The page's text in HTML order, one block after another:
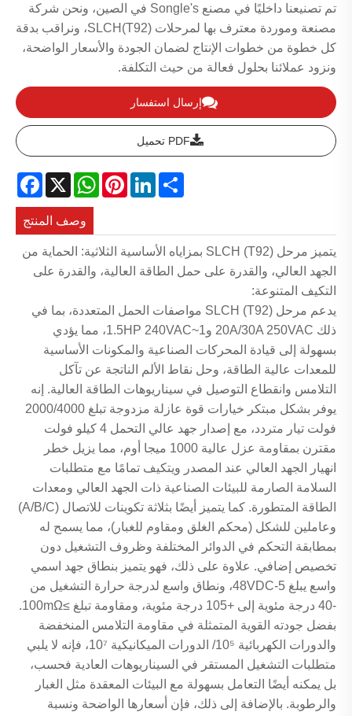
تم تصنيعنا داخليًا في مصنع Songle's في الصين، ونحن شركة
مصنعة وموردة معترف بها لمرحلات SLCH(T92)، ونراقب بدقة
كل خطوة من خطوات الإنتاج لضمان الجودة والأسعار الواضحة،
ونزود عملائنا بحلول فعالة من حيث التكلفة.
إرسال استفسار
PDF تحميل
X
WhatsAppPinterestLinkedInShare
وصف المنتج
يتميز مرحل SLCH (T92) بمزاياه الأساسية الثلاثية: الحماية من
الجهد العالي، والقدرة على حمل الطاقة العالية، والقدرة على
التكيف المتنوعة:
يدعم مرحل SLCH (T92) مواصفات الحمل المتعددة، بما في
ذلك 20A/30A 250VAC و1~1.5HP 240VAC، مما يؤدي
بسهولة إلى قيادة المحركات الصناعية والمكونات الأساسية
للمعدات عالية الطاقة، وحل نقاط الألم الناتجة عن تآكل
التلامس وانقطاع التوصيل في سيناريوهات الطاقة العالية. إنه
يوفر بشكل مبتكر خيارات قوة عازلة مزدوجة تبلغ 2000/4000
فولت تيار متردد، مع إصدار جهد عالي التحمل 4 كيلو فولت
مقترن بمقاومة عزل عالية 1000 ميجا أوم، مما يزيل خطر
انهيار الجهد العالي عند المصدر ويتكيف تمامًا مع متطلبات
السلامة الصارمة للبيئات الصناعية ذات الجهد العالي ومعدات
الطاقة المتطورة. كما يتميز أيضًا بثلاثة تكوينات للاتصال (A/B/C)
وعاملين للشكل (محكم الغلق ومقاوم للغبار)، مما يسمح له
بمطابقة التحكم في الدوائر المختلفة وظروف التشغيل دون
تخصيص إضافي. علاوة على ذلك، فهو يتميز بنطاق جهد اسمي
واسع يبلغ 5-48VDC، ونطاق واسع لدرجة حرارة التشغيل من
-40 درجة مئوية إلى +105 درجة مئوية، ومقاومة تبلغ ≥100mΩ.
بفضل جودته القوية المتمثلة في مقاومة التلامس المنخفضة
والدورات الكهربائية 10⁵/ الدورات الميكانيكية 10⁷، فإنه لا يلبي
متطلبات التشغيل المستقر في السيناريوهات العادية فحسب،
بل يمكنه أيضًا التعامل بسهولة مع البيئات المعقدة مثل الغبار
والرطوبة. بالإضافة إلى ذلك، فإن أسعارها الواضحة ونسبة